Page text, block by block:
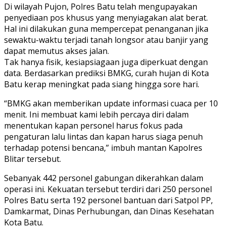
Di wilayah Pujon, Polres Batu telah mengupayakan
penyediaan pos khusus yang menyiagakan alat berat.
Hal ini dilakukan guna mempercepat penanganan jika
sewaktu-waktu terjadi tanah longsor atau banjir yang
dapat memutus akses jalan.
Tak hanya fisik, kesiapsiagaan juga diperkuat dengan
data. Berdasarkan prediksi BMKG, curah hujan di Kota
Batu kerap meningkat pada siang hingga sore hari.
“BMKG akan memberikan update informasi cuaca per 10
menit. Ini membuat kami lebih percaya diri dalam
menentukan kapan personel harus fokus pada
pengaturan lalu lintas dan kapan harus siaga penuh
terhadap potensi bencana,” imbuh mantan Kapolres
Blitar tersebut.
Sebanyak 442 personel gabungan dikerahkan dalam
operasi ini. Kekuatan tersebut terdiri dari 250 personel
Polres Batu serta 192 personel bantuan dari Satpol PP,
Damkarmat, Dinas Perhubungan, dan Dinas Kesehatan
Kota Batu.